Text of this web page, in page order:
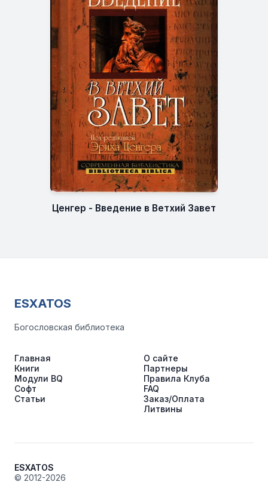
Ценгер - Введение в Ветхий Завет
ESXATOS
Богословская библиотека
Главная
Книги
Модули BQ
Софт
Статьи
О сайте
Партнеры
Правила Клуба
FAQ
Заказ/Оплата
Литвины
ESXATOS
© 2012-2026